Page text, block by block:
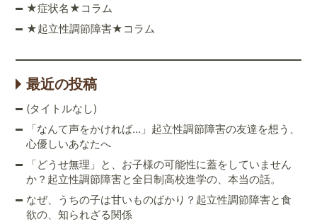
★症状名★コラム
★起立性調節障害★コラム
最近の投稿
(タイトルなし)
「なんて声をかければ…」起立性調節障害の友達を想う、
心優しいあなたへ
「どうせ無理」と、お子様の可能性に蓋をしていません
か？起立性調節障害と全日制高校進学の、本当の話。
なぜ、うちの子は甘いものばかり？起立性調節障害と食
欲の、知られざる関係